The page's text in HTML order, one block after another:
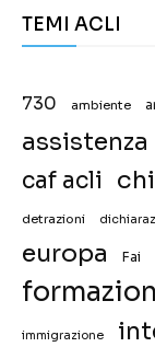
TEMI ACLI
730 ambiente
assistenza
caf acli
detrazioni
europa Fai
immigrazione